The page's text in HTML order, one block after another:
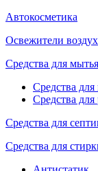
Автокосметика
Освежители
Средства для
Средства
Средства
Средства для
Средства для